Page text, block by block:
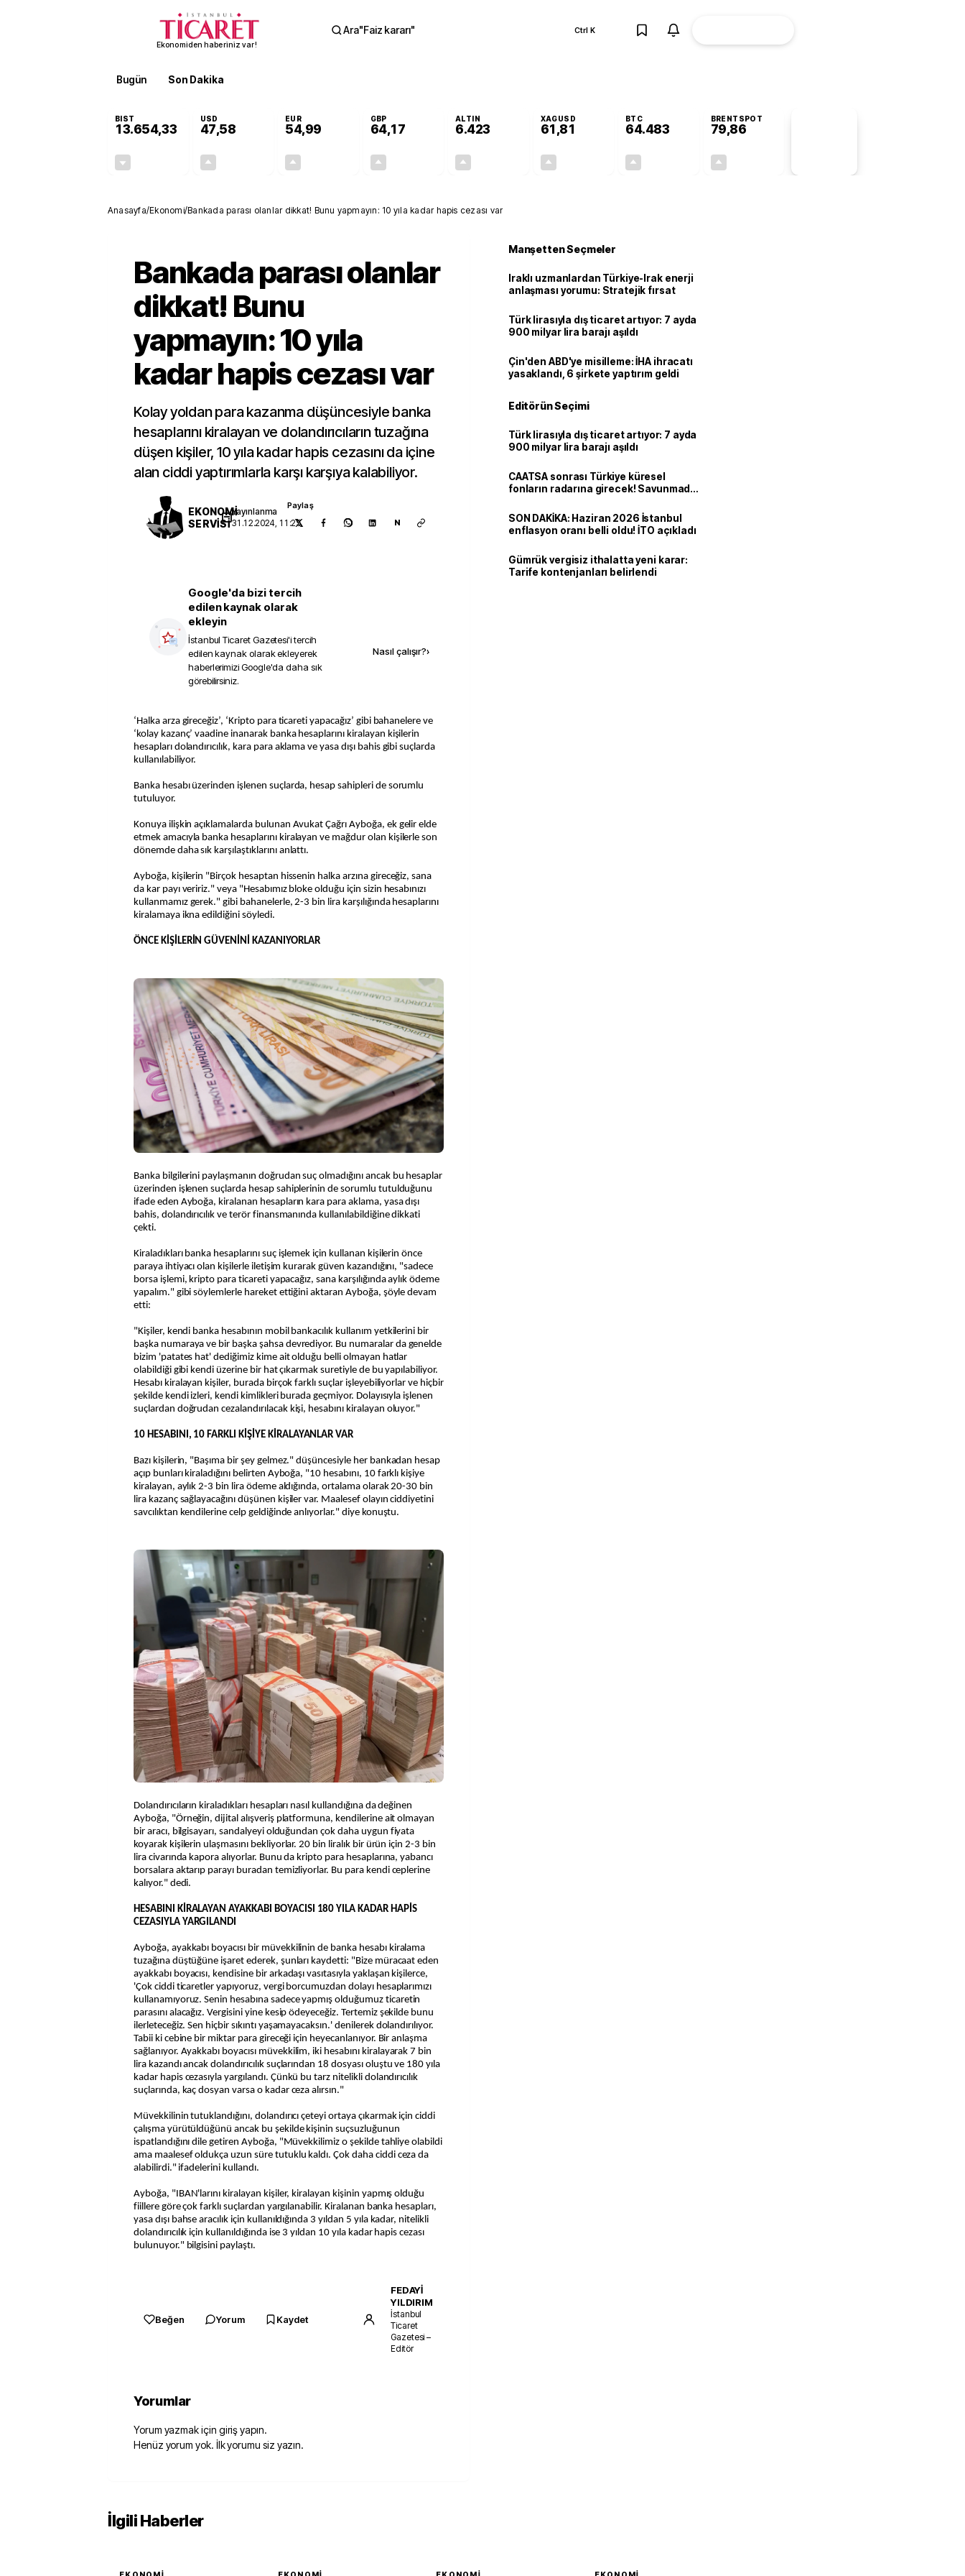
Ekonomiden haberiniz var!
Ara"Faiz kararı" Ctrl K
Bugün Son Dakika
BIST
13.654,33
USD
47,58
EUR
54,99
GBP
64,17
ALTIN
6.423
XAGUSD
61,81
BTC
64.483
BRENTSPOT
79,86
Anasayfa/Ekonomi/Bankada parası olanlar dikkat! Bunu yapmayın: 10 yıla kadar hapis cezası var
Bankada parası olanlar
dikkat! Bunu
yapmayın: 10 yıla
kadar hapis cezası var
Kolay yoldan para kazanma düşüncesiyle banka
hesaplarını kiralayan ve dolandırıcıların tuzağına
düşen kişiler, 10 yıla kadar hapis cezasını da içine
alan ciddi yaptırımlarla karşı karşıya kalabiliyor.
EKONOMİ
SERVİSİ
Yayınlanma
31.12.2024, 11:25
Paylaş
N
Google'da bizi tercih
edilen kaynak olarak
ekleyin
İstanbul Ticaret Gazetesi'i tercih
edilen kaynak olarak ekleyerek
haberlerimizi Google'da daha sık
görebilirsiniz.
Nasıl çalışır?›
‘Halka arza gireceğiz’, ‘Kripto para ticareti yapacağız’ gibi bahanelere ve
‘kolay kazanç’ vaadine inanarak banka hesaplarını kiralayan kişilerin
hesapları dolandırıcılık, kara para aklama ve yasa dışı bahis gibi suçlarda
kullanılabiliyor.
Banka hesabı üzerinden işlenen suçlarda, hesap sahipleri de sorumlu
tutuluyor.
Konuya ilişkin açıklamalarda bulunan Avukat Çağrı Ayboğa, ek gelir elde
etmek amacıyla banka hesaplarını kiralayan ve mağdur olan kişilerle son
dönemde daha sık karşılaştıklarını anlattı.
Ayboğa, kişilerin "Birçok hesaptan hissenin halka arzına gireceğiz, sana
da kar payı veririz." veya "Hesabımız bloke olduğu için sizin hesabınızı
kullanmamız gerek." gibi bahanelerle, 2-3 bin lira karşılığında hesaplarını
kiralamaya ikna edildiğini söyledi.
ÖNCE KİŞİLERİN GÜVENİNİ KAZANIYORLAR
Banka bilgilerini paylaşmanın doğrudan suç olmadığını ancak bu hesaplar
üzerinden işlenen suçlarda hesap sahiplerinin de sorumlu tutulduğunu
ifade eden Ayboğa, kiralanan hesapların kara para aklama, yasa dışı
bahis, dolandırıcılık ve terör finansmanında kullanılabildiğine dikkati
çekti.
Kiraladıkları banka hesaplarını suç işlemek için kullanan kişilerin önce
paraya ihtiyacı olan kişilerle iletişim kurarak güven kazandığını, "sadece
borsa işlemi, kripto para ticareti yapacağız, sana karşılığında aylık ödeme
yapalım." gibi söylemlerle hareket ettiğini aktaran Ayboğa, şöyle devam
etti:
"Kişiler, kendi banka hesabının mobil bankacılık kullanım yetkilerini bir
başka numaraya ve bir başka şahsa devrediyor. Bu numaralar da genelde
bizim 'patates hat' dediğimiz kime ait olduğu belli olmayan hatlar
olabildiği gibi kendi üzerine bir hat çıkarmak suretiyle de bu yapılabiliyor.
Hesabı kiralayan kişiler, burada birçok farklı suçlar işleyebiliyorlar ve hiçbir
şekilde kendi izleri, kendi kimlikleri burada geçmiyor. Dolayısıyla işlenen
suçlardan doğrudan cezalandırılacak kişi, hesabını kiralayan oluyor."
10 HESABINI, 10 FARKLI KİŞİYE KİRALAYANLAR VAR
Bazı kişilerin, "Başıma bir şey gelmez." düşüncesiyle her bankadan hesap
açıp bunları kiraladığını belirten Ayboğa, "10 hesabını, 10 farklı kişiye
kiralayan, aylık 2-3 bin lira ödeme aldığında, ortalama olarak 20-30 bin
lira kazanç sağlayacağını düşünen kişiler var. Maalesef olayın ciddiyetini
savcılıktan kendilerine celp geldiğinde anlıyorlar." diye konuştu.
Dolandırıcıların kiraladıkları hesapları nasıl kullandığına da değinen
Ayboğa, "Örneğin, dijital alışveriş platformuna, kendilerine ait olmayan
bir aracı, bilgisayarı, sandalyeyi olduğundan çok daha uygun fiyata
koyarak kişilerin ulaşmasını bekliyorlar. 20 bin liralık bir ürün için 2-3 bin
lira civarında kapora alıyorlar. Bunu da kripto para hesaplarına, yabancı
borsalara aktarıp parayı buradan temizliyorlar. Bu para kendi ceplerine
kalıyor." dedi.
HESABINI KİRALAYAN AYAKKABI BOYACISI 180 YILA KADAR HAPİS
CEZASIYLA YARGILANDI
Ayboğa, ayakkabı boyacısı bir müvekkilinin de banka hesabı kiralama
tuzağına düştüğüne işaret ederek, şunları kaydetti: "Bize müracaat eden
ayakkabı boyacısı, kendisine bir arkadaşı vasıtasıyla yaklaşan kişilerce,
'Çok ciddi ticaretler yapıyoruz, vergi borcumuzdan dolayı hesaplarımızı
kullanamıyoruz. Senin hesabına sadece yapmış olduğumuz ticaretin
parasını alacağız. Vergisini yine kesip ödeyeceğiz. Tertemiz şekilde bunu
ilerleteceğiz. Sen hiçbir sıkıntı yaşamayacaksın.' denilerek dolandırılıyor.
Tabii ki cebine bir miktar para gireceği için heyecanlanıyor. Bir anlaşma
sağlanıyor. Ayakkabı boyacısı müvekkilim, iki hesabını kiralayarak 7 bin
lira kazandı ancak dolandırıcılık suçlarından 18 dosyası oluştu ve 180 yıla
kadar hapis cezasıyla yargılandı. Çünkü bu tarz nitelikli dolandırıcılık
suçlarında, kaç dosyan varsa o kadar ceza alırsın."
Müvekkilinin tutuklandığını, dolandırıcı çeteyi ortaya çıkarmak için ciddi
çalışma yürütüldüğünü ancak bu şekilde kişinin suçsuzluğunun
ispatlandığını dile getiren Ayboğa, "Müvekkilimiz o şekilde tahliye olabildi
ama maalesef oldukça uzun süre tutuklu kaldı. Çok daha ciddi ceza da
alabilirdi." ifadelerini kullandı.
Ayboğa, "IBAN'larını kiralayan kişiler, kiralayan kişinin yapmış olduğu
fiillere göre çok farklı suçlardan yargılanabilir. Kiralanan banka hesapları,
yasa dışı bahse aracılık için kullanıldığında 3 yıldan 5 yıla kadar, nitelikli
dolandırıcılık için kullanıldığında ise 3 yıldan 10 yıla kadar hapis cezası
bulunuyor." bilgisini paylaştı.
Beğen Yorum Kaydet
FEDAYİ
YILDIRIM
İstanbul
Ticaret
Gazetesi –
Editör
Yorumlar
Yorum yazmak için giriş yapın.
Henüz yorum yok. İlk yorumu siz yazın.
Manşetten Seçmeler
Iraklı uzmanlardan Türkiye-Irak enerji
anlaşması yorumu: Stratejik fırsat
Türk lirasıyla dış ticaret artıyor: 7 ayda
900 milyar lira barajı aşıldı
Çin'den ABD'ye misilleme: İHA ihracatı
yasaklandı, 6 şirkete yaptırım geldi
Editörün Seçimi
Türk lirasıyla dış ticaret artıyor: 7 ayda
900 milyar lira barajı aşıldı
CAATSA sonrası Türkiye küresel
fonların radarına girecek! Savunmadan
SON DAKİKA: Haziran 2026 İstanbul
enflasyon oranı belli oldu! İTO açıkladı
Gümrük vergisiz ithalatta yeni karar:
Tarife kontenjanları belirlendi
İlgili Haberler